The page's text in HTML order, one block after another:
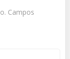
Campos